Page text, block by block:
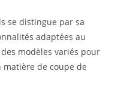
se distingue par sa
adaptées au
modèles variés pour
de coupe de